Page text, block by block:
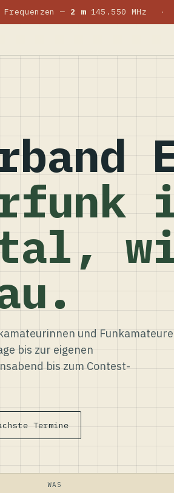
Frequenzen — 2 m145.550 MHz ·
und Funkamateure
bis zur eigenen
bis zum Contest-
Termine
WAS